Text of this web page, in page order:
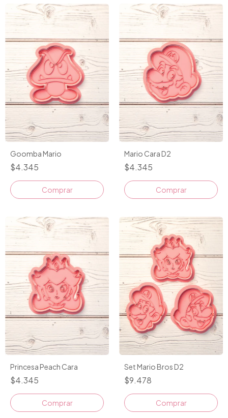
Goomba Mario
$4.345
Comprar
Mario Cara D2
$4.345
Comprar
Princesa Peach Cara
$4.345
Comprar
Set Mario Bros D2
$9.478